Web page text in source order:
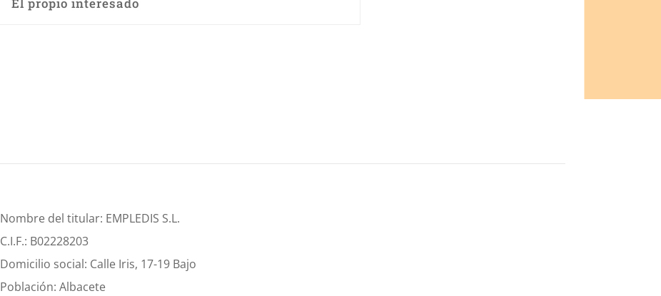
Nombre del titular: EMPLEDIS S.L.
C.I.F.: B02228203
Domicilio social: Calle Iris, 17-19 Bajo
Población: Albacete